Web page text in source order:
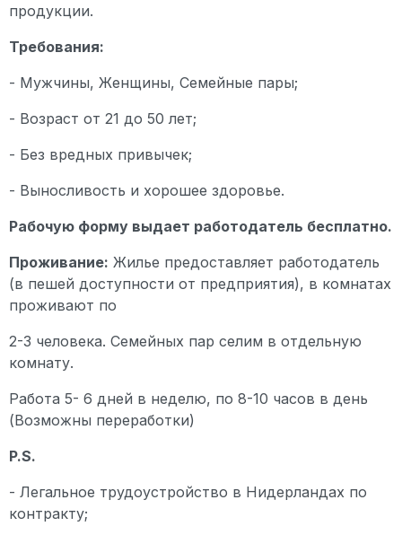
продукции.
Требования:
- Мужчины, Женщины, Семейные пары;
- Возраст от 21 до 50 лет;
- Без вредных привычек;
- Выносливость и хорошее здоровье.
Рабочую форму выдает работодатель бесплатно.
Проживание: Жилье предоставляет работодатель
(в пешей доступности от предприятия), в комнатах
проживают по
2-3 человека. Семейных пар селим в отдельную
комнату.
Работа 5- 6 дней в неделю, по 8-10 часов в день
(Возможны переработки)
P.S.
- Легальное трудоустройство в Нидерландах по
контракту;